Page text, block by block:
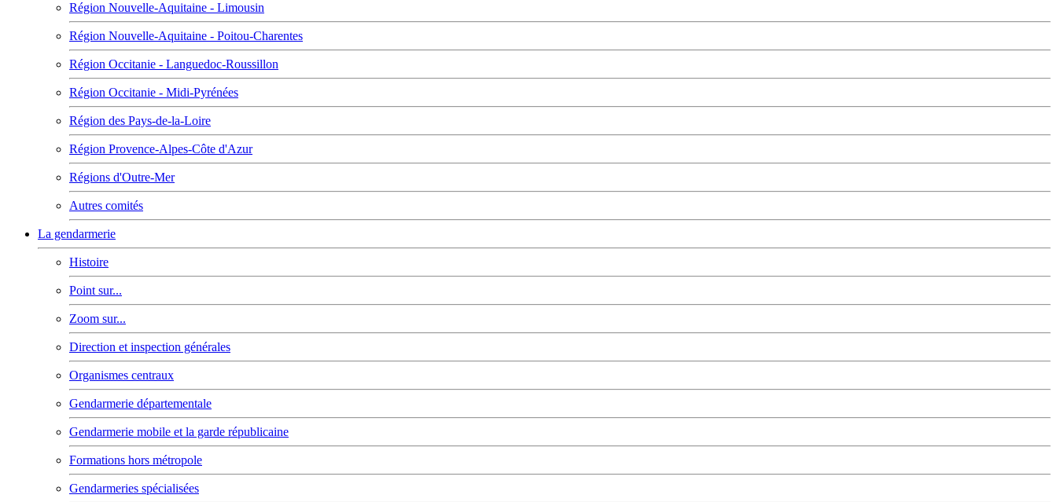
Région Nouvelle-Aquitaine - Limousin
Région Nouvelle-Aquitaine - Poitou-Charentes
Région Occitanie - Languedoc-Roussillon
Région Occitanie - Midi-Pyrénées
Région des Pays-de-la-Loire
Région Provence-Alpes-Côte d'Azur
Régions d'Outre-Mer
Autres comités
La gendarmerie
Histoire
Point sur...
Zoom sur...
Direction et inspection générales
Organismes centraux
Gendarmerie départementale
Gendarmerie mobile et la garde républicaine
Formations hors métropole
Gendarmeries spécialisées